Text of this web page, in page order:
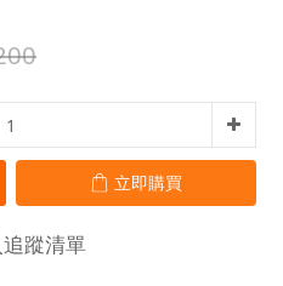
立即購買
蹤清單